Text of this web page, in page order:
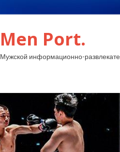
Men Port.
Мужской информационно-